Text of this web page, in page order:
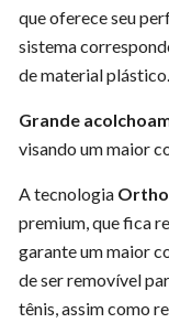
que oferece seu
sistema
de material plástico.
Grande
visando um maior
A tecnologia
premium, que fica
garante um maior
de ser removível
tênis, assim como